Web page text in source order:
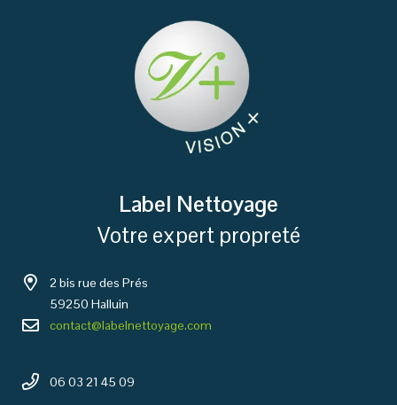
Label Nettoyage
Votre expert propreté
2 bis rue des Prés
59250 Halluin
contact@labelnettoyage.com
06 03 21 45 09